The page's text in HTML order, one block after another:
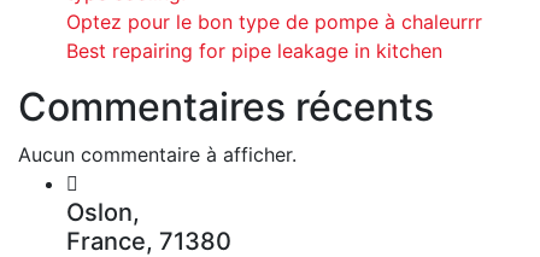
Optez pour le bon type de pompe à chaleurrr
Best repairing for pipe leakage in kitchen
Commentaires récents
Aucun commentaire à afficher.
Oslon,
France, 71380